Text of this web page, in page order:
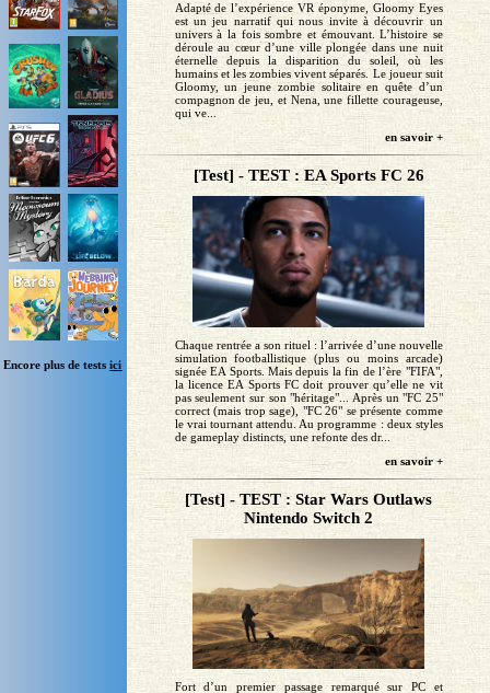
Encore plus de testsici
Adapté de l’expérience VR éponyme, Gloomy Eyes
est un jeu narratif qui nous invite à découvrir un
univers à la fois sombre et émouvant. L’histoire se
déroule au cœur d’une ville plongée dans une nuit
éternelle depuis la disparition du soleil, où les
humains et les zombies vivent séparés. Le joueur suit
Gloomy, un jeune zombie solitaire en quête d’un
compagnon de jeu, et Nena, une fillette courageuse,
qui ve...
en savoir +
[Test] - TEST : EA Sports FC 26
Chaque rentrée a son rituel : l’arrivée d’une nouvelle
simulation footballistique (plus ou moins arcade)
signée EA Sports. Mais depuis la fin de l’ère "FIFA",
la licence EA Sports FC doit prouver qu’elle ne vit
pas seulement sur son "héritage"... Après un "FC 25"
correct (mais trop sage), "FC 26" se présente comme
le vrai tournant attendu. Au programme : deux styles
de gameplay distincts, une refonte des dr...
en savoir +
[Test] - TEST : Star Wars Outlaws
Nintendo Switch 2
Fort d’un premier passage remarqué sur PC et